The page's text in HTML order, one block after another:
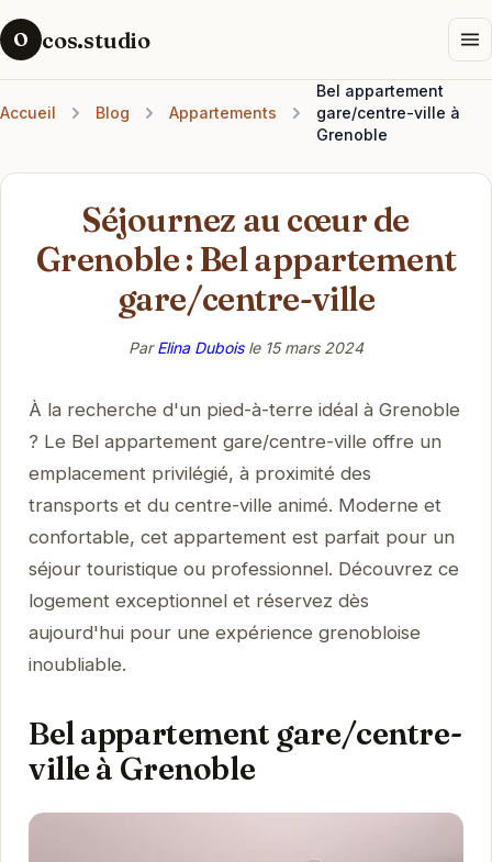
O cos.studio
Accueil Blog Appartements
Bel appartement
gare/centre-ville à
Grenoble
Séjournez au cœur de
Grenoble : Bel appartement
gare/centre-ville
ParElina Duboisle 15 mars 2024
À la recherche d'un pied-à-terre idéal à Grenoble
? Le Bel appartement gare/centre-ville offre un
emplacement privilégié, à proximité des
transports et du centre-ville animé. Moderne et
confortable, cet appartement est parfait pour un
séjour touristique ou professionnel. Découvrez ce
logement exceptionnel et réservez dès
aujourd'hui pour une expérience grenobloise
inoubliable.
Bel appartement gare/centre-
ville à Grenoble